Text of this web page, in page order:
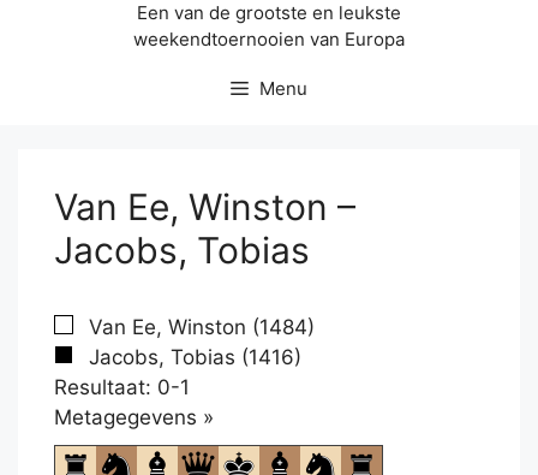
Een van de grootste en leukste
weekendtoernooien van Europa
Menu
Van Ee, Winston –
Jacobs, Tobias
Van Ee, Winston (1484)
Jacobs, Tobias (1416)
Resultaat: 0-1
Metagegevens »
om